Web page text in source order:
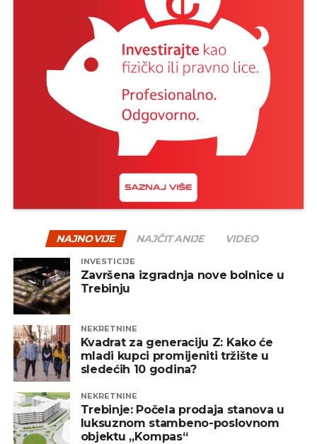
NAJNOVIJE NAJČITANIJE VIDEO
INVESTICIJE
Završena izgradnja nove bolnice u
Trebinju
NEKRETNINE
Kvadrat za generaciju Z: Kako će
mladi kupci promijeniti tržište u
sledećih 10 godina?
NEKRETNINE
Trebinje: Počela prodaja stanova u
luksuznom stambeno-poslovnom
objektu „Kompas“